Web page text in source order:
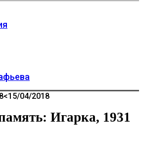
<15/04/2018
Игарка, 1931